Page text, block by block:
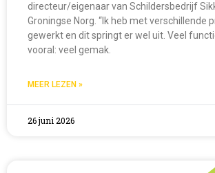
directeur/eigenaar van Schildersbedrijf
Groningse Norg. “Ik heb met verschillende
gewerkt en dit springt er wel uit. Veel
vooral: veel gemak.
MEER LEZEN »
26 juni 2026